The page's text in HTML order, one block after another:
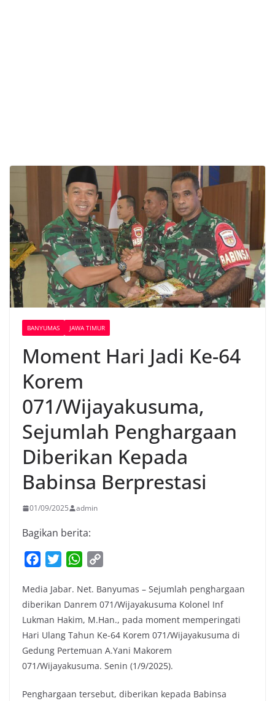
BANYUMAS JAWA TIMUR
Moment Hari Jadi Ke-64
Korem
071/Wijayakusuma,
Sejumlah Penghargaan
Diberikan Kepada
Babinsa Berprestasi
01/09/2025 admin
Bagikan berita:
c
e
b
o
o
k
i
t
t
e
r
W
a
t
s
A
p
p
p
y
L
i
n
k
Media Jabar. Net. Banyumas – Sejumlah penghargaan
diberikan Danrem 071/Wijayakusuma Kolonel Inf
Lukman Hakim, M.Han., pada moment memperingati
Hari Ulang Tahun Ke-64 Korem 071/Wijayakusuma di
Gedung Pertemuan A.Yani Makorem
071/Wijayakusuma. Senin (1/9/2025).
Penghargaan tersebut, diberikan kepada Babinsa